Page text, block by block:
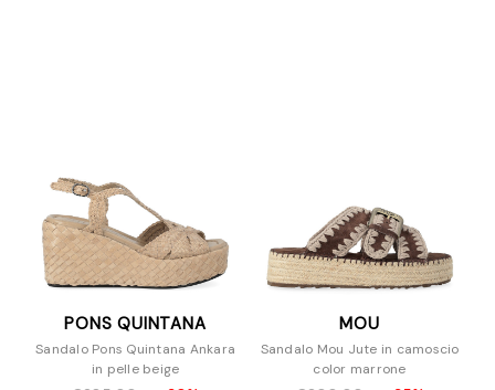
PONS QUINTANA
Sandalo Pons Quintana Ankara
in pelle beige
MOU
Sandalo Mou Jute in camoscio
color marrone